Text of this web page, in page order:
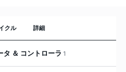
クル 詳細
タ ＆ コントローラ 1